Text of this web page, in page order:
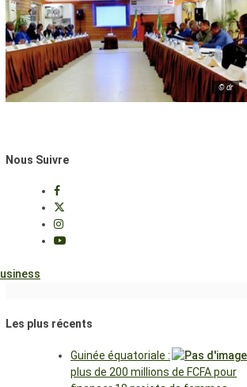
© dr
Nous Suivre
Les plus récents
Guinée équatoriale :
plus de 200 millions de FCFA pour